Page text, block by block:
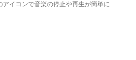
アイコンで音楽の停止や再生が簡単に